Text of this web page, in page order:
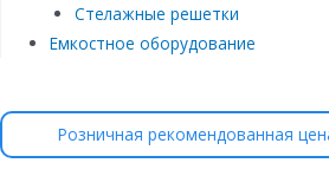
Стелажные решетки
Емкостное оборудование
Розничная рекомендованная